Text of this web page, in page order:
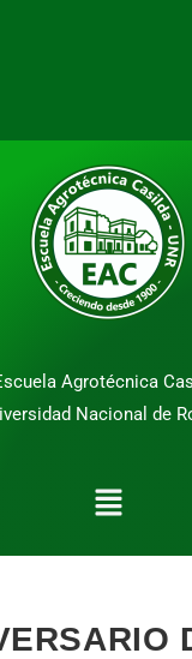
Agrotécnica
Nacional de